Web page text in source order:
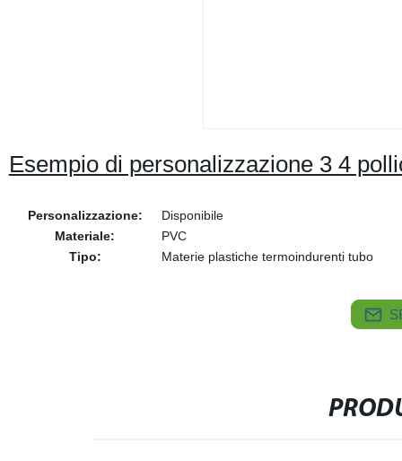
Esempio di personalizzazione 3 4
Personalizzazione:
Disponibile
Materiale:
PVC
Tipo:
Materie plastiche termoindurenti tubo